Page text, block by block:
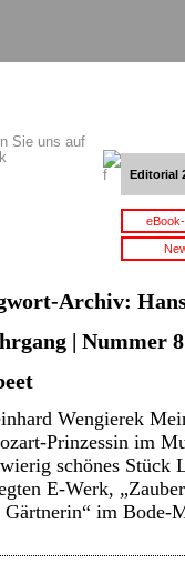
Sie uns auf
Editorial
Archiv:
| Nummer
Wengierek
Prinzessin im
schönes
E-Werk,
Gärtnerin“ im